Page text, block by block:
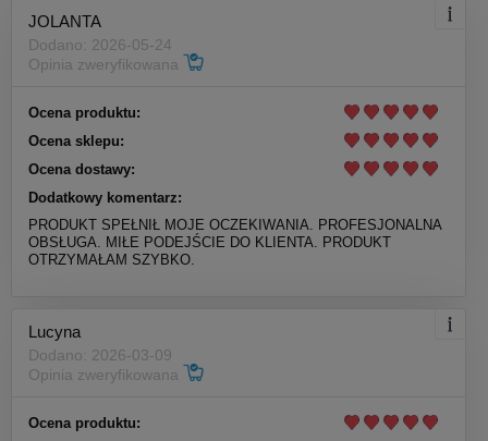
JOLANTA
Dodano: 2026-05-24
Opinia zweryfikowana
Ocena produktu:
Ocena sklepu:
Ocena dostawy:
Dodatkowy komentarz:
PRODUKT SPEŁNIŁ MOJE OCZEKIWANIA. PROFESJONALNA
OBSŁUGA. MIŁE PODEJŚCIE DO KLIENTA. PRODUKT
OTRZYMAŁAM SZYBKO.
Lucyna
Dodano: 2026-03-09
Opinia zweryfikowana
Ocena produktu: